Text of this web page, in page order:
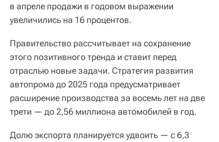
в апреле продажи в годовом выражении
увеличились на 16 процентов.
Правительство рассчитывает на сохранение
этого позитивного тренда и ставит перед
отраслью новые задачи. Стратегия развития
автопрома до 2025 года предусматривает
расширение производства за восемь лет на две
трети — до 2,56 миллиона автомобилей в год.
Долю экспорта планируется удвоить — с 6,3